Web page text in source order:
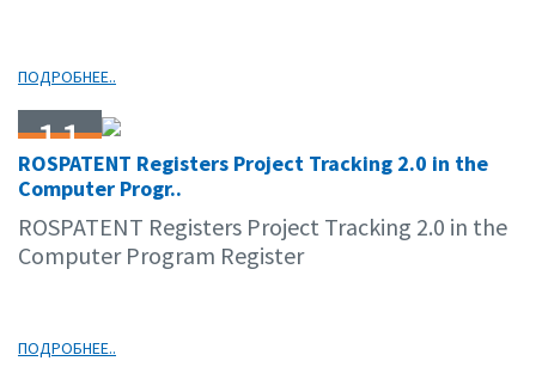
ПОДРОБНЕЕ..
11
01.12
ROSPATENT Registers Project Tracking 2.0 in the
Computer Progr..
ROSPATENT Registers Project Tracking 2.0 in the
Computer Program Register
ПОДРОБНЕЕ..